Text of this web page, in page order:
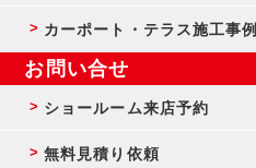
カーポート・テラス施工事例
お問い合せ
ショールーム来店予約
無料見積り依頼